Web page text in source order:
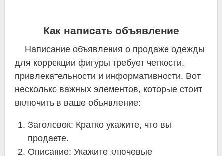
Как написать объявление
Написание объявления о продаже одежды
для коррекции фигуры требует четкости,
привлекательности и информативности. Вот
несколько важных элементов, которые стоит
включить в ваше объявление:
Заголовок: Кратко укажите, что вы
продаете.
Описание: Укажите ключевые